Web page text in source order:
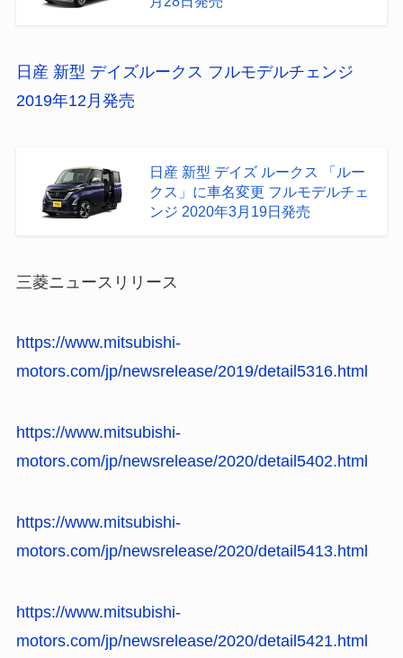
日産 新型 デイズルークス フルモデルチェンジ
2019年12月発売
日産 新型 デイズ ルークス 「ルー
クス」に車名変更 フルモデルチェ
ンジ 2020年3月19日発売
三菱ニュースリリース
https://www.mitsubishi-
motors.com/jp/newsrelease/2019/detail5316.html
https://www.mitsubishi-
motors.com/jp/newsrelease/2020/detail5402.html
https://www.mitsubishi-
motors.com/jp/newsrelease/2020/detail5413.html
https://www.mitsubishi-
motors.com/jp/newsrelease/2020/detail5421.html